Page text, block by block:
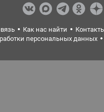
Как нас найти
персональных данных